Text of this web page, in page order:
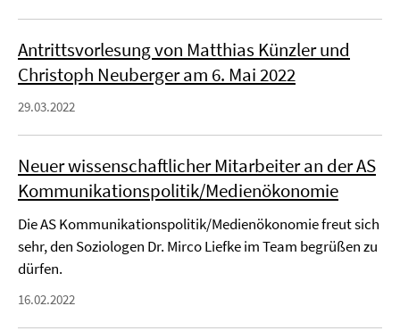
Antrittsvorlesung von Matthias Künzler und
Christoph Neuberger am 6. Mai 2022
29.03.2022
Neuer wissenschaftlicher Mitarbeiter an der AS
Kommunikationspolitik/Medienökonomie
Die AS Kommunikationspolitik/Medienökonomie freut sich
sehr, den Soziologen Dr. Mirco Liefke im Team begrüßen zu
dürfen.
16.02.2022